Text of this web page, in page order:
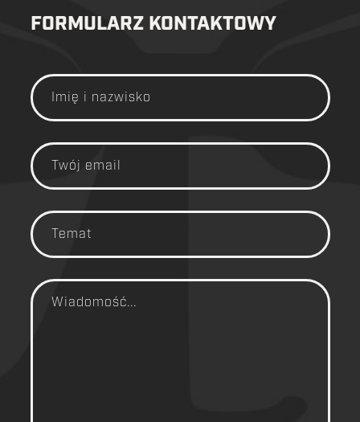
FORMULARZ KONTAKTOWY